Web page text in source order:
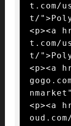
t.com/
t/
<p><a
t.com/
t/
<p><a
<p><a